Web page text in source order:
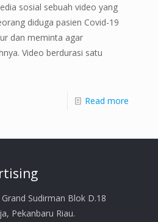
sosial sebuah video yang
diduga pasien Covid-19
dan meminta agar
Video berdurasi satu
Read more
Sudirman Blok D.18
Pekanbaru Riau.